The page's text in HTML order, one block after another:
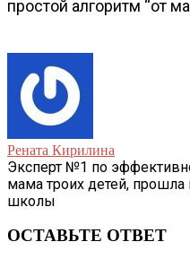
простой алгоритм “от
Рената Кирилина
Эксперт №1 по
мама троих детей, прошла
школы
ОСТАВЬТЕ ОТВЕТ